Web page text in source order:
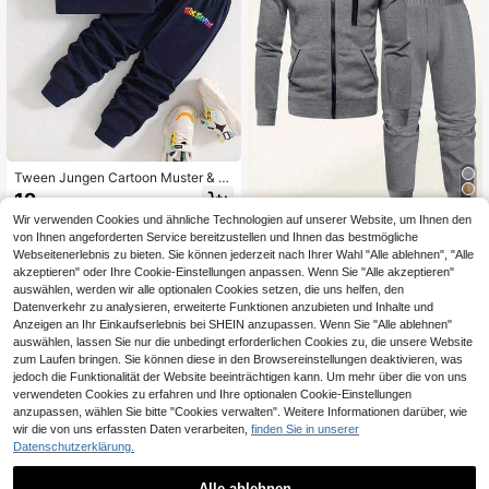
Tween Jungen Cartoon Muster & B
uchstaben Muster Rundhals Sweat
12
SHEIN 2 Stücke Jungen Lässig Hoo
die Sweatshirt und Jogginghose Se
t, geeignet für Alltag, Pendeln, Sport
22,76€ -1% 22,99€
Wir verwenden Cookies und ähnliche Technologien auf unserer Website, um Ihnen den
von Ihnen angeforderten Service bereitzustellen und Ihnen das bestmögliche
Webseitenerlebnis zu bieten. Sie können jederzeit nach Ihrer Wahl "Alle ablehnen", "Alle
akzeptieren" oder Ihre Cookie-Einstellungen anpassen. Wenn Sie "Alle akzeptieren"
auswählen, werden wir alle optionalen Cookies setzen, die uns helfen, den
Datenverkehr zu analysieren, erweiterte Funktionen anzubieten und Inhalte und
Anzeigen an Ihr Einkaufserlebnis bei SHEIN anzupassen. Wenn Sie "Alle ablehnen"
auswählen, lassen Sie nur die unbedingt erforderlichen Cookies zu, die unsere Website
zum Laufen bringen. Sie können diese in den Browsereinstellungen deaktivieren, was
jedoch die Funktionalität der Website beeinträchtigen kann. Um mehr über die von uns
verwendeten Cookies zu erfahren und Ihre optionalen Cookie-Einstellungen
anzupassen, wählen Sie bitte "Cookies verwalten". Weitere Informationen darüber, wie
wir die von uns erfassten Daten verarbeiten, finden Sie in unserer
Datenschutzerklärung.